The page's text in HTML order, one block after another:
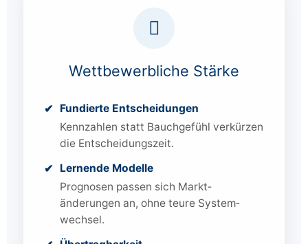
Wettbewerbliche Stärke
Fundierte Entscheidungen
Kennzahlen statt Bauchgefühl verkürzen
die Entscheidungszeit.
Lernende Modelle
Prognosen passen sich Markt­
änderungen an, ohne teure System­
wechsel.